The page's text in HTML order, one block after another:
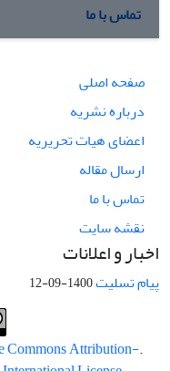
تماس با ما
صفحه اصلی
درباره نشریه
اعضای هیات تحریریه
ارسال مقاله
تماس با ما
نقشه سایت
اخبار و اعلانات
پیام تسلیت1400-09-12
.This work is licensed under a
Commons Attribution-